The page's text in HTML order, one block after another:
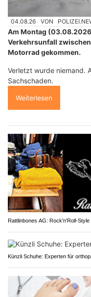
04.08.26 VON
Am Montag
Verkehrsunfall
Motorrad gekommen.
Verletzt wurde niemand.
Sachschaden.
Weiterlesen
Rattlinbones AG: Rock'n'Roll-
Künzli Schuhe: Experten für